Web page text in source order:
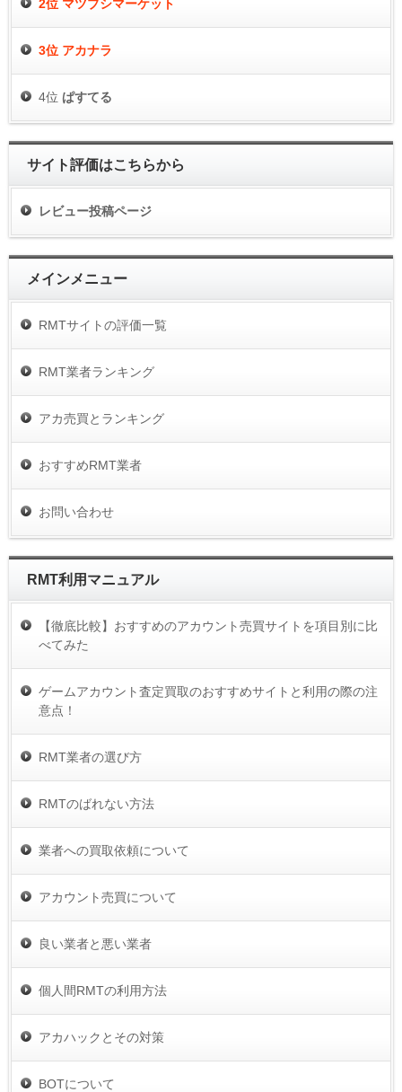
2位 マツブシマーケット
3位 アカナラ
4位 ぱすてる
サイト評価はこちらから
レビュー投稿ページ
メインメニュー
RMTサイトの評価一覧
RMT業者ランキング
アカ売買とランキング
おすすめRMT業者
お問い合わせ
RMT利用マニュアル
【徹底比較】おすすめのアカウント売買サイトを項目別に比
べてみた
ゲームアカウント査定買取のおすすめサイトと利用の際の注
意点！
RMT業者の選び方
RMTのばれない方法
業者への買取依頼について
アカウント売買について
良い業者と悪い業者
個人間RMTの利用方法
アカハックとその対策
BOTについて